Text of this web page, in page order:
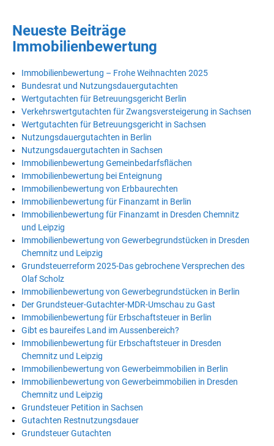
Neueste Beiträge
Immobilienbewertung
Immobilienbewertung – Frohe Weihnachten 2025
Bundesrat und Nutzungsdauergutachten
Wertgutachten für Betreuungsgericht Berlin
Verkehrswertgutachten für Zwangsversteigerung in Sachsen
Wertgutachten für Betreuungsgericht in Sachsen
Nutzungsdauergutachten in Berlin
Nutzungsdauergutachten in Sachsen
Immobilienbewertung Gemeinbedarfsflächen
Immobilienbewertung bei Enteignung
Immobilienbewertung von Erbbaurechten
Immobilienbewertung für Finanzamt in Berlin
Immobilienbewertung für Finanzamt in Dresden Chemnitz
und Leipzig
Immobilienbewertung von Gewerbegrundstücken in Dresden
Chemnitz und Leipzig
Grundsteuerreform 2025-Das gebrochene Versprechen des
Olaf Scholz
Immobilienbewertung von Gewerbegrundstücken in Berlin
Der Grundsteuer-Gutachter-MDR-Umschau zu Gast
Immobilienbewertung für Erbschaftsteuer in Berlin
Gibt es baureifes Land im Aussenbereich?
Immobilienbewertung für Erbschaftsteuer in Dresden
Chemnitz und Leipzig
Immobilienbewertung von Gewerbeimmobilien in Berlin
Immobilienbewertung von Gewerbeimmobilien in Dresden
Chemnitz und Leipzig
Grundsteuer Petition in Sachsen
Gutachten Restnutzungsdauer
Grundsteuer Gutachten